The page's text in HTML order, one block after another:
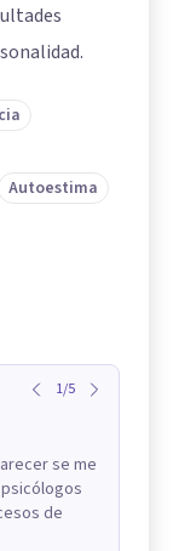
Autoestima
1/5
se me
de